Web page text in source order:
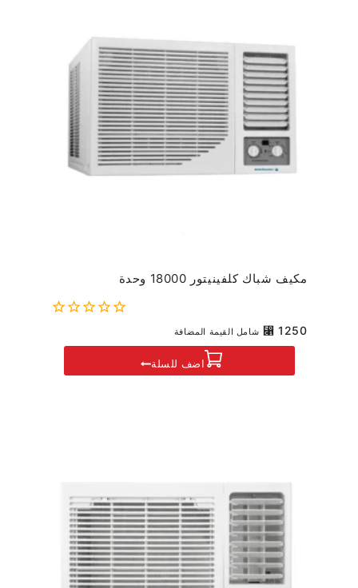
مكيف شباك كلفينيتور 18000 وحدة
⃁ 1250 شامل القيمة المضافة
اضف للسلة